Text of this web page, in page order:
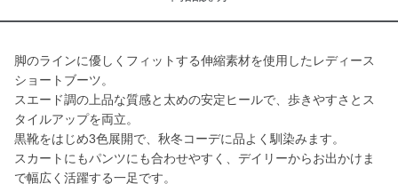
脚のラインに優しくフィットする伸縮素材を使用したレディース
ショートブーツ。
スエード調の上品な質感と太めの安定ヒールで、歩きやすさとス
タイルアップを両立。
黒靴をはじめ3色展開で、秋冬コーデに品よく馴染みます。
スカートにもパンツにも合わせやすく、デイリーからお出かけま
で幅広く活躍する一足です。